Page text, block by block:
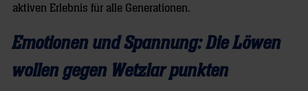
aktiven Erlebnis für alle Generationen.
Emotionen und Spannung: Die Löwen
wollen gegen Wetzlar punkten